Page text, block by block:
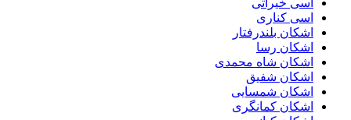
اسی خیراتی
اسی کناری
اشکان بلندرفتار
اشکان رسا
اشکان شاه محمدی
اشکان شفیق
اشکان شمسایی
اشکان‌ کمانگری